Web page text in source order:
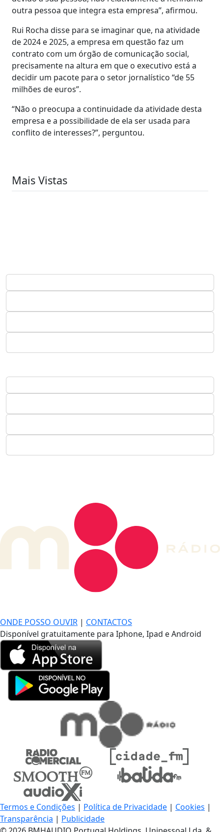
outra pessoa que integra esta empresa”, afirmou.
Rui Rocha disse para se imaginar que, na atividade
de 2024 e 2025, a empresa em questão faz um
contrato com um órgão de comunicação social,
precisamente na altura em que o executivo está a
decidir um pacote para o setor jornalístico “de 55
milhões de euros”.
“Não o preocupa a continuidade da atividade desta
empresa e a possibilidade de ela ser usada para
conflito de interesses?”, perguntou.
Mais Vistas
ONDE POSSO OUVIR | CONTACTOS
Disponível gratuitamente para Iphone, Ipad e Android
Termos e Condições | Política de Privacidade | Cookies |
Transparência | Publicidade